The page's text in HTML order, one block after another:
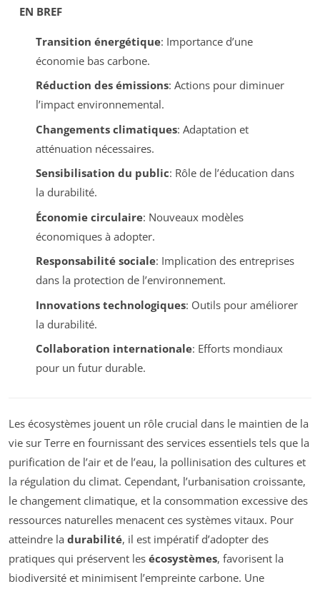
EN BREF
Transition énergétique: Importance d’une
économie bas carbone.
Réduction des émissions: Actions pour diminuer
l’impact environnemental.
Changements climatiques: Adaptation et
atténuation nécessaires.
Sensibilisation du public: Rôle de l’éducation dans
la durabilité.
Économie circulaire: Nouveaux modèles
économiques à adopter.
Responsabilité sociale: Implication des entreprises
dans la protection de l’environnement.
Innovations technologiques: Outils pour améliorer
la durabilité.
Collaboration internationale: Efforts mondiaux
pour un futur durable.
Les écosystèmes jouent un rôle crucial dans le maintien de la
vie sur Terre en fournissant des services essentiels tels que la
purification de l’air et de l’eau, la pollinisation des cultures et
la régulation du climat. Cependant, l’urbanisation croissante,
le changement climatique, et la consommation excessive des
ressources naturelles menacent ces systèmes vitaux. Pour
atteindre la durabilité, il est impératif d’adopter des
pratiques qui préservent les écosystèmes, favorisent la
biodiversité et minimisent l’empreinte carbone. Une